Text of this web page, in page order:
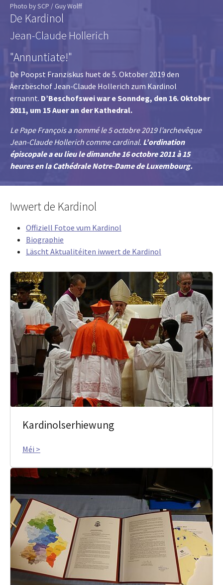
Photo by SCP / Guy Wolff
De Kardinol
Jean-Claude Hollerich
"Annuntiate!"
De Poopst Franziskus huet de 5. Oktober 2019 den
Äerzbëschof Jean-Claude Hollerich zum Kardinol
ernannt. D’Beschofswei war e Sonndeg, den 16. Oktober
2011, um 15 Auer an der Kathedral.
Le Pape François a nommé le 5 octobre 2019 l’archevêque
Jean-Claude Hollerich comme cardinal. L’ordination
épiscopale a eu lieu le dimanche 16 octobre 2011 à 15
heures en la Cathédrale Notre-Dame de Luxembourg.
Iwwert de Kardinol
Offiziell Fotoe vum Kardinol
Biographie
Läscht Aktualitéiten iwwert de Kardinol
Kardinolserhiewung
Méi >